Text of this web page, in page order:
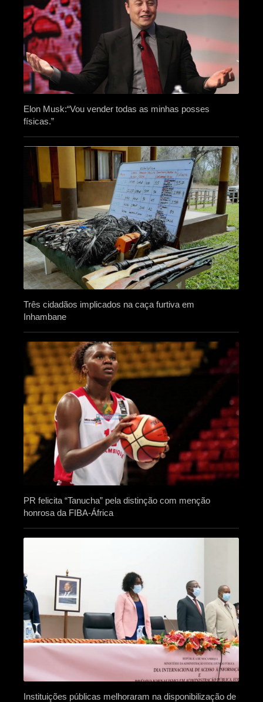
Elon Musk:“Vou vender todas as minhas posses
físicas.”
Três cidadãos implicados na caça furtiva em
Inhambane
PR felicita “Tanucha” pela distinção com menção
honrosa da FIBA-África
Instituições públicas melhoraram na disponibilização de